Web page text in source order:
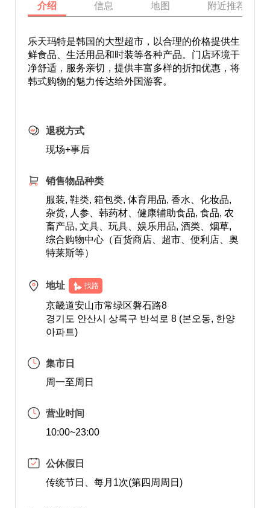
介绍 信息 地图 附近推荐景点
乐天玛特是韩国的大型超市，以合理的价格提供生
鲜食品、生活用品和时装等各种产品。门店环境干
净舒适，服务亲切，提供丰富多样的折扣优惠，将
韩式购物的魅力传达给外国游客。
退税方式
现场+事后
销售物品种类
服装, 鞋类, 箱包类, 体育用品, 香水、化妆品,
杂货, 人参、韩药材、健康辅助食品, 食品, 农
畜产品, 文具、玩具、娱乐用品, 酒类、烟草,
综合购物中心（百货商店、超市、便利店、奥
特莱斯等）
地址 找路
京畿道安山市常绿区磐石路8
경기도 안산시 상록구 반석로 8 (본오동, 한양
아파트)
集市日
周一至周日
营业时间
10:00~23:00
公休假日
传统节日、每月1次(第四周周日)